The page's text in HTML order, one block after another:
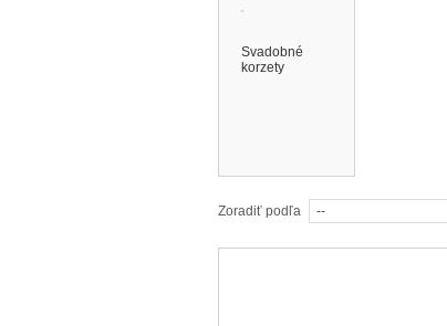
Svadobné
korzety
Zoradiť podľa